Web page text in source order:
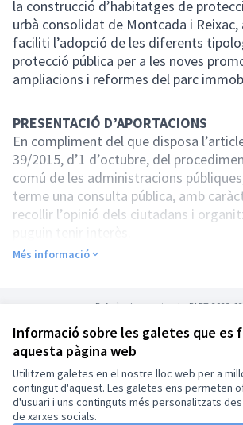
Informació sobre les galetes que es
aquesta pàgina web
Utilitzem galetes en el nostre lloc web per a
contingut d'aquest. Les galetes ens permeten
d'usuari i uns continguts més personalitzats
de xarxes socials.
la construcció d’habitatges de
urbà consolidat de Montcada i Reixac,
faciliti l’adopció de les diferents
protecció pública per a les noves
ampliacions i reformes del parc
PRESENTACIÓ D’APORTACIONS
En compliment del que disposa
39/2015, d’1 d’octubre, del
comú de les administracions
terme una consulta pública, amb
recollir l’opinió dels ciutadans i
Les propostes i suggeriments es
correu electrònic a l’adreça:
PODEU CONSULTAR EL DOCUMENT
APORTACIONS PRESENTADES PER LA
Més informació
Referència: montcada-PART-2022-
Termes i condicions d'ús
Configuració de les galetes
Montcada Participa a X
(Enllaç extern)
Montcada Participa a Facebook
(Enllaç extern)
Montcada Participa a Instagram
(Enllaç extern)
Triar la llenguaElegir el idioma